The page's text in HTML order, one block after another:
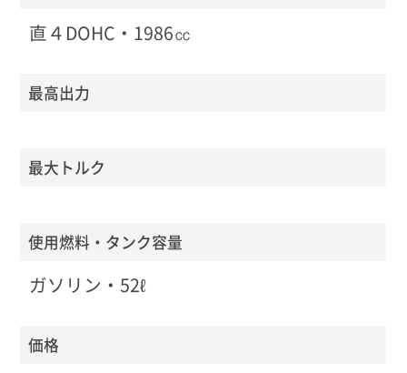
直４DOHC・1986㏄
最高出力
最大トルク
使用燃料・タンク容量
ガソリン・52ℓ
価格